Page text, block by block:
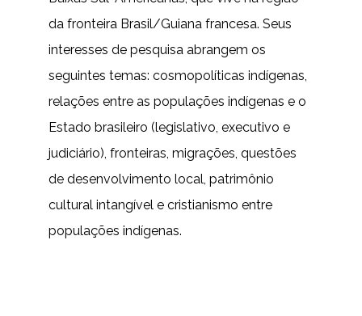
da fronteira Brasil/Guiana francesa. Seus
interesses de pesquisa abrangem os
seguintes temas: cosmopolíticas indígenas,
relações entre as populações indígenas e o
Estado brasileiro (legislativo, executivo e
judiciário), fronteiras, migrações, questões
de desenvolvimento local, patrimônio
cultural intangível e cristianismo entre
populações indígenas.